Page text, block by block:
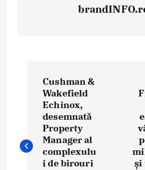
g
Cushman &
Wakefield
Echinox,
desemnată
Property
Manager al
complexulu
i de birouri
și